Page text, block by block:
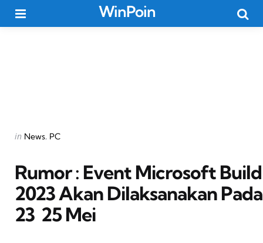
WinPoin
Categories
Posted
in News PC
Rumor : Event Microsoft Build
2023 Akan Dilaksanakan Pada
23  25 Mei